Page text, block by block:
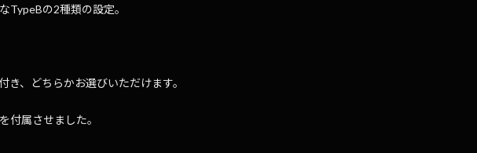
TypeBの2種類の設定。
、どちらかお選びいただけます。
付属させました。